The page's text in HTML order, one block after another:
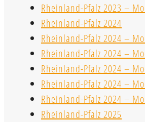
Rheinland-Pfalz 2023 –
Rheinland-Pfalz 2024
Rheinland-Pfalz 2024 –
Rheinland-Pfalz 2024 –
Rheinland-Pfalz 2024 –
Rheinland-Pfalz 2024 –
Rheinland-Pfalz 2024 –
Rheinland-Pfalz 2025